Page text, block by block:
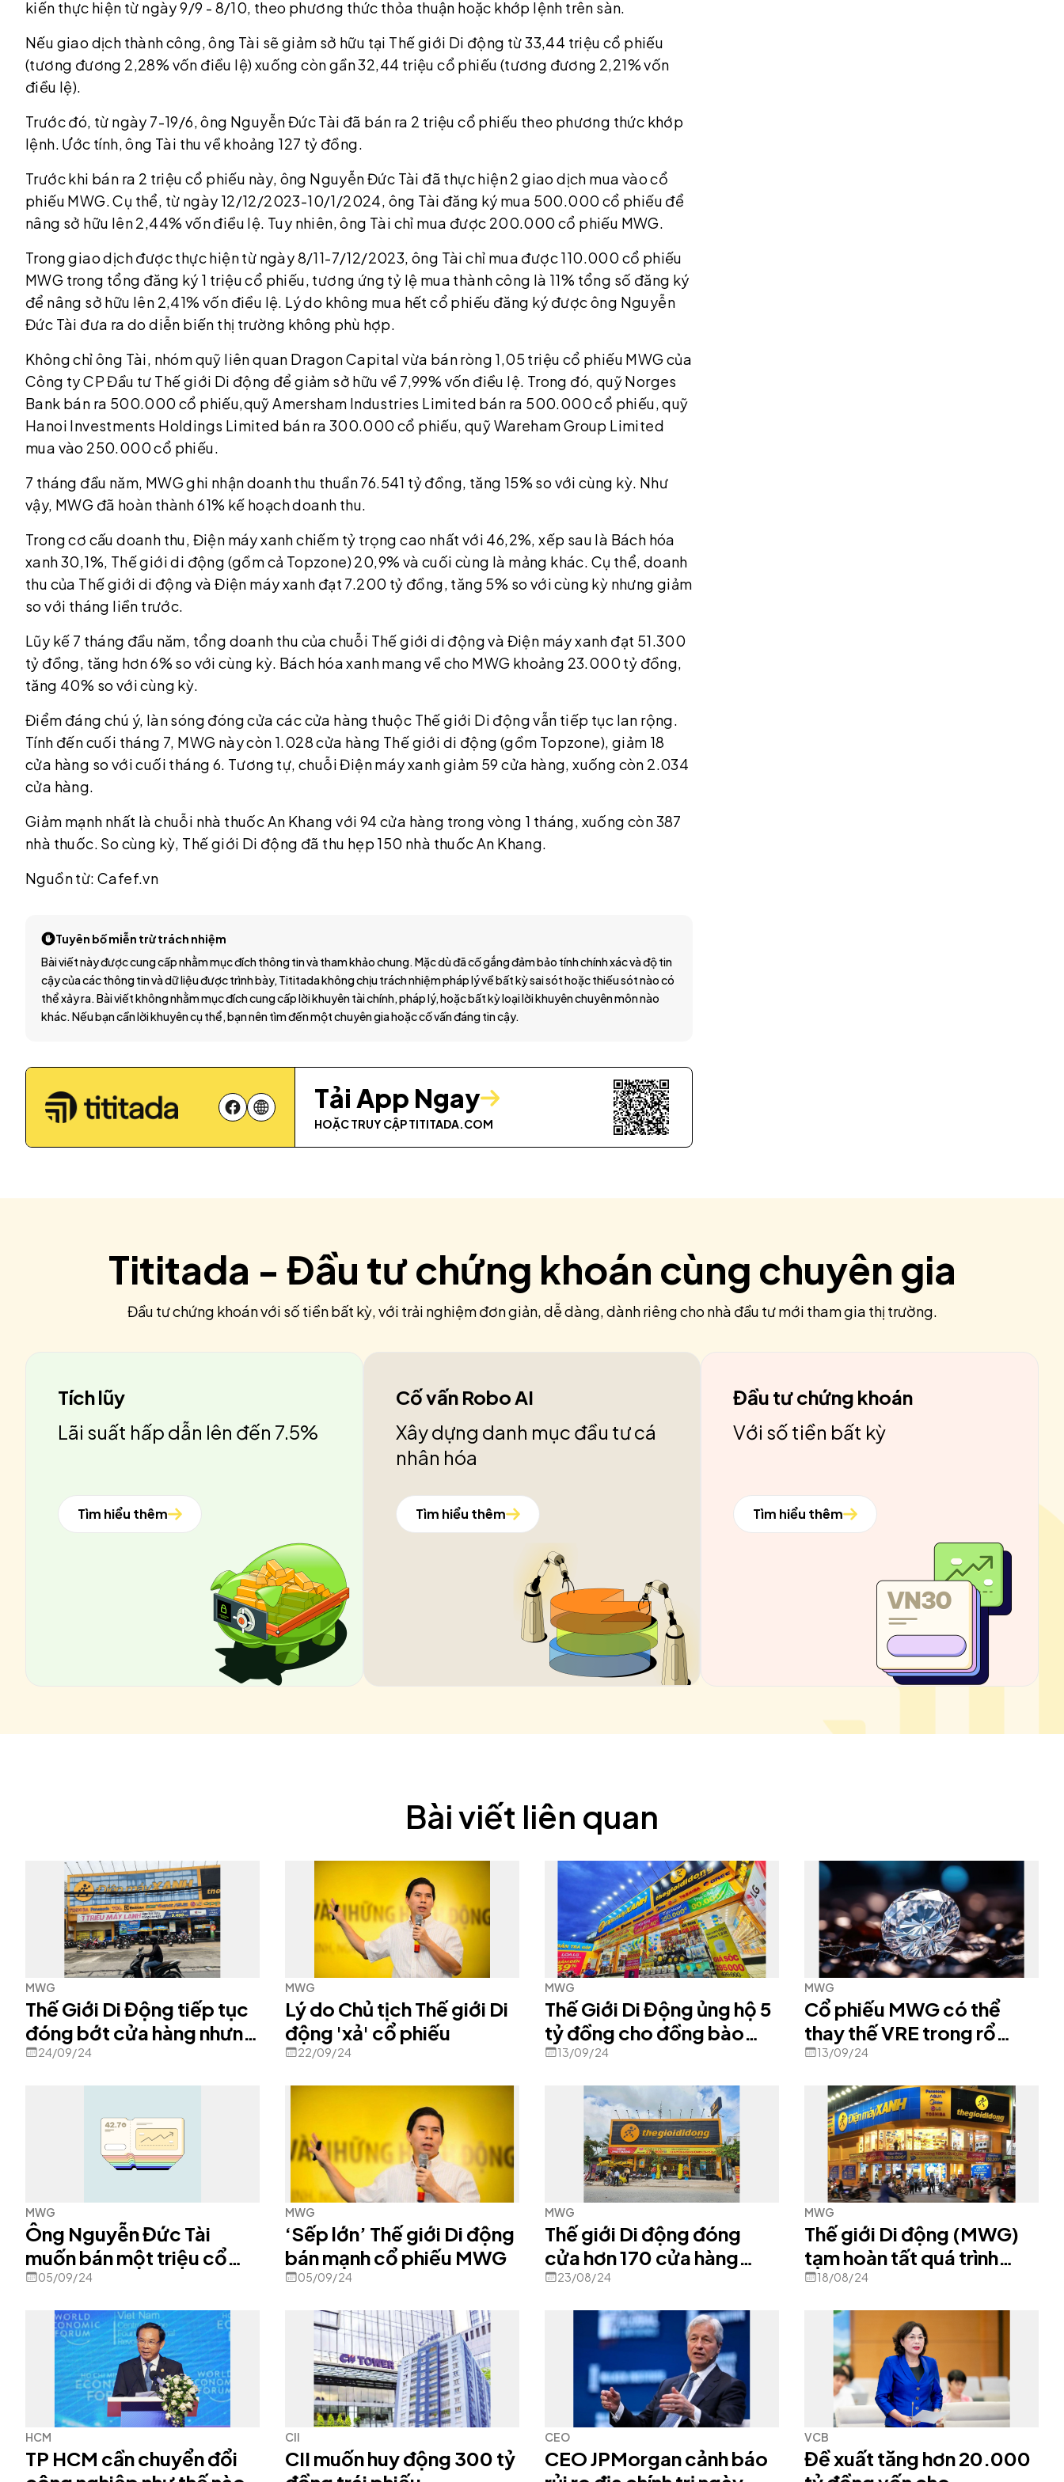
kiến thực hiện từ ngày 9/9 - 8/10, theo phương thức thỏa thuận hoặc khớp lệnh trên sàn.
Nếu giao dịch thành công, ông Tài sẽ giảm sở hữu tại Thế giới Di động từ 33,44 triệu cổ phiếu
(tương đương 2,28% vốn điều lệ) xuống còn gần 32,44 triệu cổ phiếu (tương đương 2,21% vốn
điều lệ).
Trước đó, từ ngày 7-19/6, ông Nguyễn Đức Tài đã bán ra 2 triệu cổ phiếu theo phương thức khớp
lệnh. Ước tính, ông Tài thu về khoảng 127 tỷ đồng.
Trước khi bán ra 2 triệu cổ phiếu này, ông Nguyễn Đức Tài đã thực hiện 2 giao dịch mua vào cổ
phiếu MWG. Cụ thể, từ ngày 12/12/2023-10/1/2024, ông Tài đăng ký mua 500.000 cổ phiếu để
nâng sở hữu lên 2,44% vốn điều lệ. Tuy nhiên, ông Tài chỉ mua được 200.000 cổ phiếu MWG.
Trong giao dịch được thực hiện từ ngày 8/11-7/12/2023, ông Tài chỉ mua được 110.000 cổ phiếu
MWG trong tổng đăng ký 1 triệu cổ phiếu, tương ứng tỷ lệ mua thành công là 11% tổng số đăng ký
để nâng sở hữu lên 2,41% vốn điều lệ. Lý do không mua hết cổ phiếu đăng ký được ông Nguyễn
Đức Tài đưa ra do diễn biến thị trường không phù hợp.
Không chỉ ông Tài, nhóm quỹ liên quan Dragon Capital vừa bán ròng 1,05 triệu cổ phiếu MWG của
Công ty CP Đầu tư Thế giới Di động để giảm sở hữu về 7,99% vốn điều lệ. Trong đó, quỹ Norges
Bank bán ra 500.000 cổ phiếu,quỹ Amersham Industries Limited bán ra 500.000 cổ phiếu, quỹ
Hanoi Investments Holdings Limited bán ra 300.000 cổ phiếu, quỹ Wareham Group Limited
mua vào 250.000 cổ phiếu.
7 tháng đầu năm, MWG ghi nhận doanh thu thuần 76.541 tỷ đồng, tăng 15% so với cùng kỳ. Như
vậy, MWG đã hoàn thành 61% kế hoạch doanh thu.
Trong cơ cấu doanh thu, Điện máy xanh chiếm tỷ trọng cao nhất với 46,2%, xếp sau là Bách hóa
xanh 30,1%, Thế giới di động (gồm cả Topzone) 20,9% và cuối cùng là mảng khác. Cụ thể, doanh
thu của Thế giới di động và Điện máy xanh đạt 7.200 tỷ đồng, tăng 5% so với cùng kỳ nhưng giảm
so với tháng liền trước.
Lũy kế 7 tháng đầu năm, tổng doanh thu của chuỗi Thế giới di động và Điện máy xanh đạt 51.300
tỷ đồng, tăng hơn 6% so với cùng kỳ. Bách hóa xanh mang về cho MWG khoảng 23.000 tỷ đồng,
tăng 40% so với cùng kỳ.
Điểm đáng chú ý, làn sóng đóng cửa các cửa hàng thuộc Thế giới Di động vẫn tiếp tục lan rộng.
Tính đến cuối tháng 7, MWG này còn 1.028 cửa hàng Thế giới di động (gồm Topzone), giảm 18
cửa hàng so với cuối tháng 6. Tương tự, chuỗi Điện máy xanh giảm 59 cửa hàng, xuống còn 2.034
cửa hàng.
Giảm mạnh nhất là chuỗi nhà thuốc An Khang với 94 cửa hàng trong vòng 1 tháng, xuống còn 387
nhà thuốc. So cùng kỳ, Thế giới Di động đã thu hẹp 150 nhà thuốc An Khang.
Nguồn từ: Cafef.vn
Tuyên bố miễn trừ trách nhiệm
Bài viết này được cung cấp nhằm mục đích thông tin và tham khảo chung. Mặc dù đã cố gắng đảm bảo tính chính xác và độ tin
cậy của các thông tin và dữ liệu được trình bày, Tititada không chịu trách nhiệm pháp lý về bất kỳ sai sót hoặc thiếu sót nào có
thể xảy ra. Bài viết không nhằm mục đích cung cấp lời khuyên tài chính, pháp lý, hoặc bất kỳ loại lời khuyên chuyên môn nào
khác. Nếu bạn cần lời khuyên cụ thể, bạn nên tìm đến một chuyên gia hoặc cố vấn đáng tin cậy.
Tải App Ngay
HOẶC TRUY CẬPTITITADA.COM
Tititada - Đầu tư chứng khoán cùng chuyên gia
Đầu tư chứng khoán với số tiền bất kỳ, với trải nghiệm đơn giản, dễ dàng, dành riêng cho nhà đầu tư mới tham gia thị trường.
Tích lũy
Lãi suất hấp dẫn lên đến 7.5%
Tìm hiểu thêm
Cố vấn Robo AI
Xây dựng danh mục đầu tư cá
nhân hóa
Tìm hiểu thêm
Đầu tư chứng khoán
Với số tiền bất kỳ
Tìm hiểu thêm
Bài viết liên quan
MWG
Thế Giới Di Động tiếp tục
đóng bớt cửa hàng nhưng
doanh số vẫn không giảm
24/09/24
MWG
Lý do Chủ tịch Thế giới Di
động 'xả' cổ phiếu
22/09/24
MWG
Thế Giới Di Động ủng hộ 5
tỷ đồng cho đồng bào
bão lụt
13/09/24
MWG
Cổ phiếu MWG có thể
thay thế VRE trong rổ
VNDiamond?
13/09/24
MWG
Ông Nguyễn Đức Tài
muốn bán một triệu cổ
phiếu Thế Giới Di Động
05/09/24
MWG
‘Sếp lớn’ Thế giới Di động
bán mạnh cổ phiếu MWG
05/09/24
MWG
Thế giới Di động đóng
cửa hơn 170 cửa hàng
trong 1 tháng
23/08/24
MWG
Thế giới Di động (MWG)
tạm hoàn tất quá trình
"khai tử" cửa hàng
18/08/24
HCM
TP HCM cần chuyển đổi
CII
CII muốn huy động 300 tỷ
CEO
CEO JPMorgan cảnh báo
VCB
Đề xuất tăng hơn 20.000